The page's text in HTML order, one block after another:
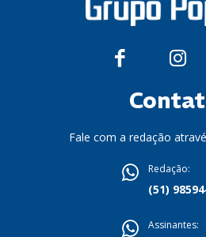
Fale com a redação
Redação:
(51)
Assinantes: